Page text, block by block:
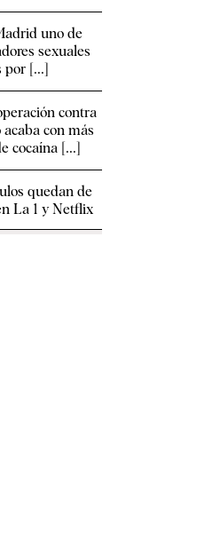
uno de
sexuales
por [...]
contra
con más
cocaína [...]
quedan de
La 1 y Netflix